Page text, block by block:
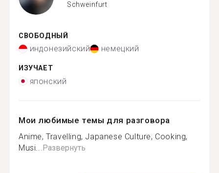
Schweinfurt
СВОБОДНЫЙ
индонезийский немецкий
ИЗУЧАЕТ
японский
Мои любимые темы для разговора
Anime, Travelling, Japanese Culture, Cooking,
Musi... Развернуть